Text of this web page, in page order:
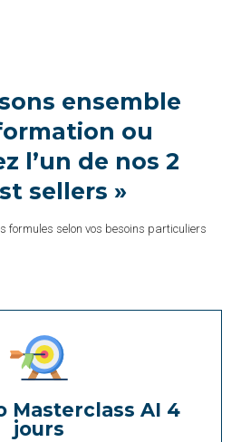
ensemble
ou
l’un de nos 2
sellers »
formules selon vos besoins particuliers
Masterclass AI 4
jours